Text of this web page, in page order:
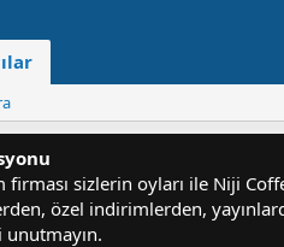
sizlerin oyları ile Niji
özel indirimlerden,